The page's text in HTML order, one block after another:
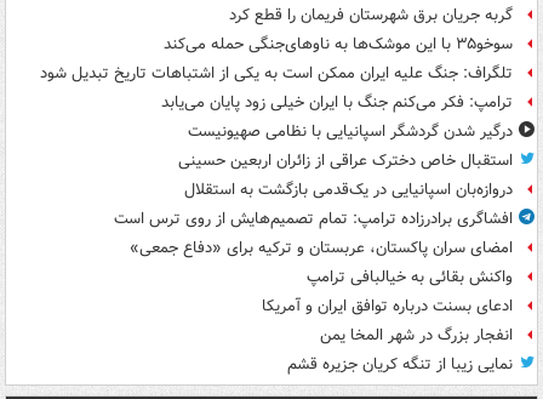
گربه جریان برق شهرستان فریمان را قطع کرد
سوخو۳۵ با این موشک‌ها به ناوهای‌جنگی حمله می‌کند
تلگراف: جنگ علیه ایران ممکن است به یکی از اشتباهات تاریخ تبدیل شود
ترامپ: فکر می‌کنم جنگ با ایران خیلی زود پایان می‌یابد
درگیر شدن گردشگر اسپانیایی با نظامی صهیونیست
استقبال خاص دخترک عراقی از زائران اربعین حسینی
دروازه‌بان اسپانیایی در یک‌قدمی بازگشت به استقلال
افشاگری برادرزاده ترامپ: تمام تصمیم‌هایش از روی ترس است
امضای سران پاکستان، عربستان و ترکیه برای «دفاع جمعی»
واکنش بقائی به خیالبافی ترامپ
ادعای بسنت درباره توافق ایران و آمریکا
انفجار بزرگ در شهر المخا یمن
نمایی زیبا از تنگه کریان جزیره قشم